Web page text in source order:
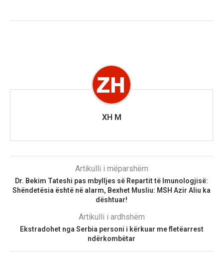
XH M
Artikulli i mëparshëm
Dr. Bekim Tateshi pas mbylljes së Repartit të Imunologjisë:
Shëndetësia është në alarm, Bexhet Musliu: MSH Azir Aliu ka
dështuar!
Artikulli i ardhshëm
Ekstradohet nga Serbia personi i kërkuar me fletëarrest
ndërkombëtar